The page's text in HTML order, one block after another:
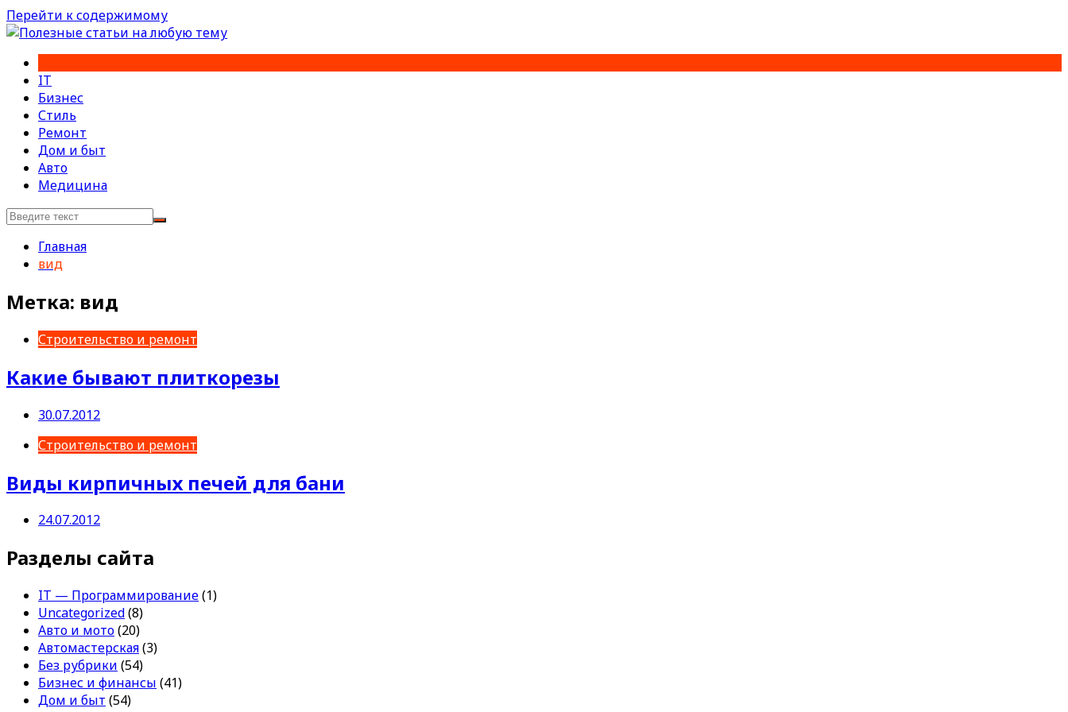
Перейти к содержимому
IT
Бизнес
Стиль
Ремонт
Дом и быт
Авто
Медицина
Главная
вид
Метка: вид
Строительство и ремонт
Какие бывают плиткорезы
30.07.2012
Строительство и ремонт
Виды кирпичных печей для бани
24.07.2012
Разделы сайта
IT — Программирование(1)
Uncategorized(8)
Авто и мото(20)
Автомастерская(3)
Без рубрики (54)
Бизнес и финансы (41)
Дом и быт (54)